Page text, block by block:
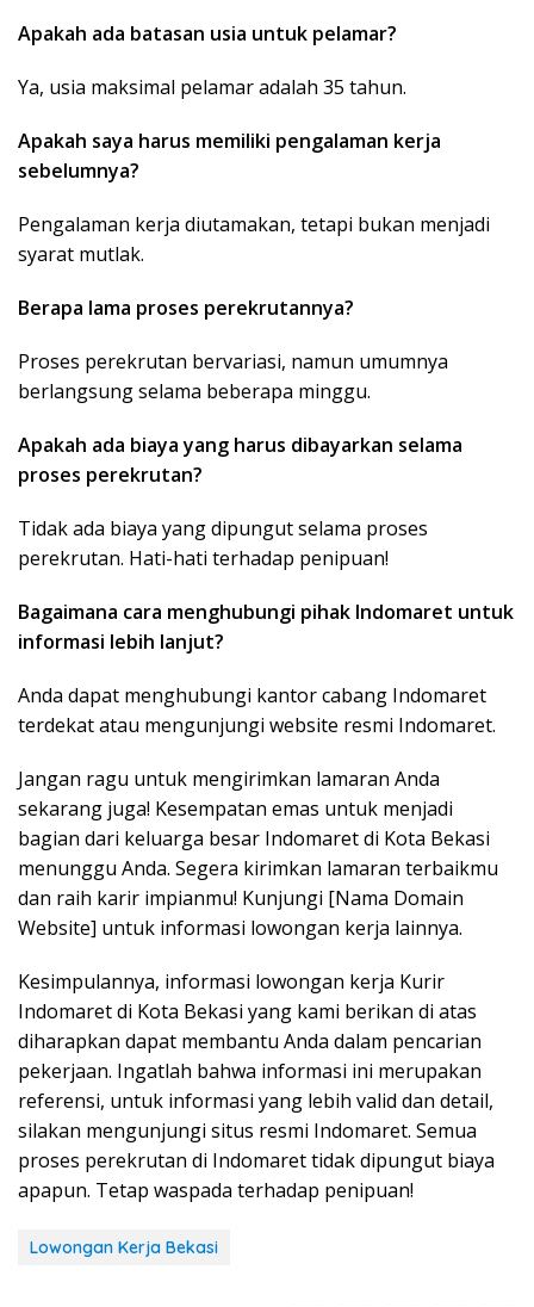
Apakah ada batasan usia untuk pelamar?
Ya, usia maksimal pelamar adalah 35 tahun.
Apakah saya harus memiliki pengalaman kerja
sebelumnya?
Pengalaman kerja diutamakan, tetapi bukan menjadi
syarat mutlak.
Berapa lama proses perekrutannya?
Proses perekrutan bervariasi, namun umumnya
berlangsung selama beberapa minggu.
Apakah ada biaya yang harus dibayarkan selama
proses perekrutan?
Tidak ada biaya yang dipungut selama proses
perekrutan. Hati-hati terhadap penipuan!
Bagaimana cara menghubungi pihak Indomaret untuk
informasi lebih lanjut?
Anda dapat menghubungi kantor cabang Indomaret
terdekat atau mengunjungi website resmi Indomaret.
Jangan ragu untuk mengirimkan lamaran Anda
sekarang juga! Kesempatan emas untuk menjadi
bagian dari keluarga besar Indomaret di Kota Bekasi
menunggu Anda. Segera kirimkan lamaran terbaikmu
dan raih karir impianmu! Kunjungi [Nama Domain
Website] untuk informasi lowongan kerja lainnya.
Kesimpulannya, informasi lowongan kerja Kurir
Indomaret di Kota Bekasi yang kami berikan di atas
diharapkan dapat membantu Anda dalam pencarian
pekerjaan. Ingatlah bahwa informasi ini merupakan
referensi, untuk informasi yang lebih valid dan detail,
silakan mengunjungi situs resmi Indomaret. Semua
proses perekrutan di Indomaret tidak dipungut biaya
apapun. Tetap waspada terhadap penipuan!
Lowongan Kerja Bekasi